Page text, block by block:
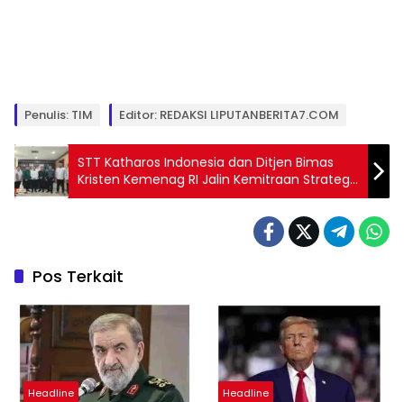
Penulis: TIM Editor: REDAKSI LIPUTANBERITA7.COM
STT Katharos Indonesia dan Ditjen Bimas
Kristen Kemenag RI Jalin Kemitraan Strategis
Tingkatkan Mutu Pendidikan Teologi
Pos Terkait
Headline Headline